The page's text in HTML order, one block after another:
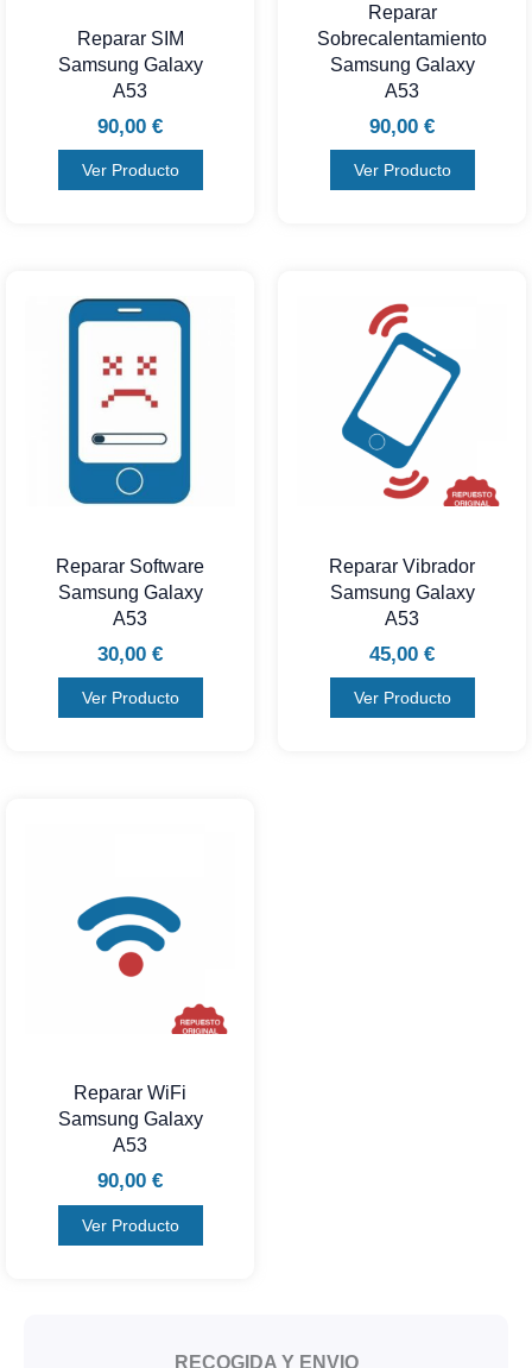
Reparar SIM
Samsung Galaxy
A53
90,00 €
Ver Producto
Reparar
Sobrecalentamiento
Samsung Galaxy
A53
90,00 €
Ver Producto
Reparar Software
Samsung Galaxy
A53
30,00 €
Ver Producto
Reparar Vibrador
Samsung Galaxy
A53
45,00 €
Ver Producto
Reparar WiFi
Samsung Galaxy
A53
90,00 €
Ver Producto
RECOGIDA Y ENVIO